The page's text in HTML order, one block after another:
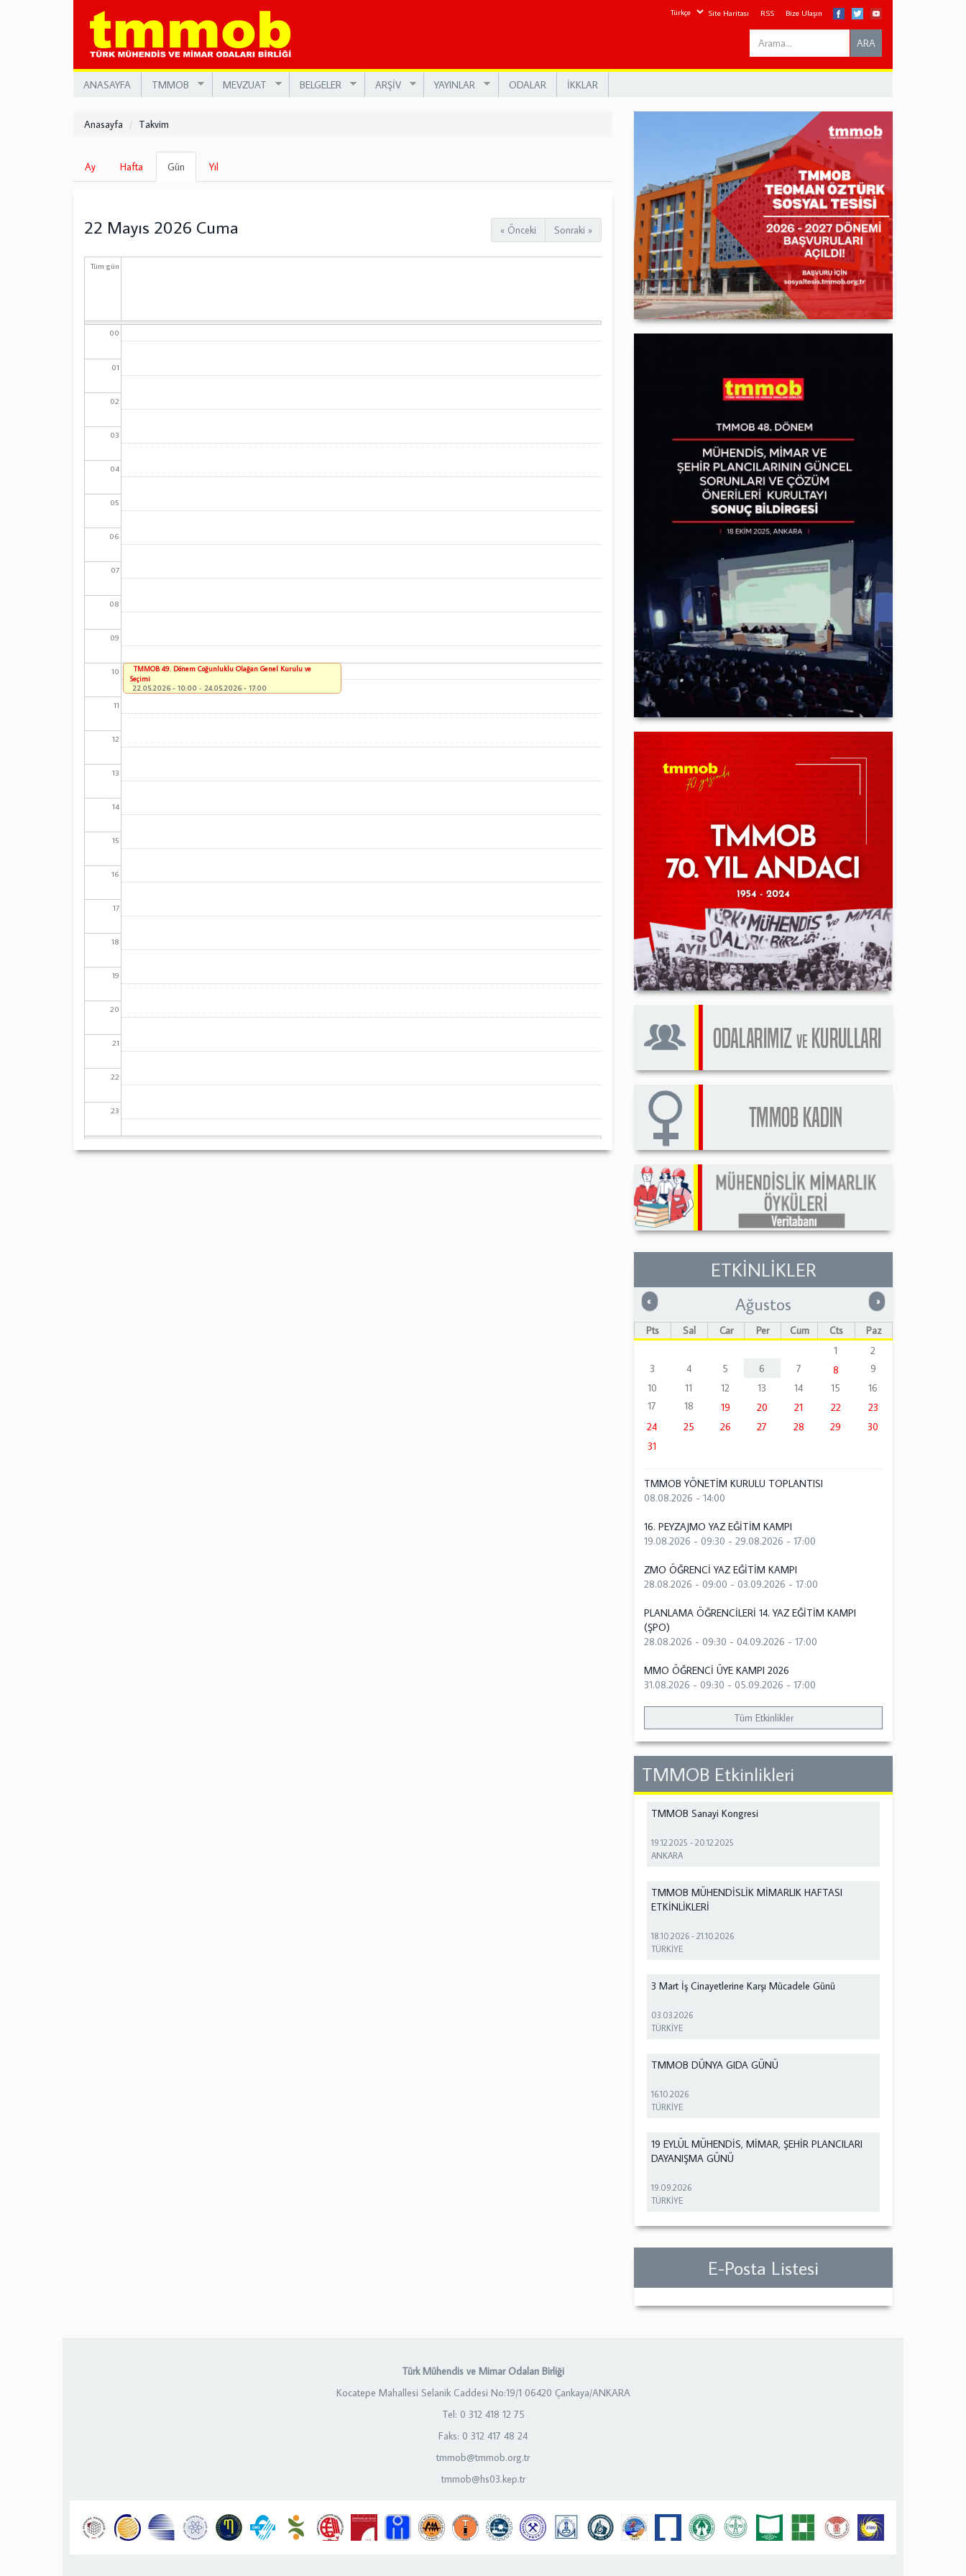
Site Haritası RSS Bize Ulaşın
Search
this
ARA
ANASAYFA TMMOB MEVZUAT BELGELER ARŞİV YAYINLAR ODALAR İKKLAR
Anasayfa Takvim
Birincil
sekmeler
Ay Hafta Gün
sekme)
Yıl
« Önceki Sonraki »
22 Mayıs 2026 Cuma
Tüm gün
00
01
02
03
04
05
06
07
08
09
10
11
12
13
14
15
16
17
18
19
20
21
22
23
TMMOB 49. Dönem Çoğunluklu Olağan Genel Kurulu ve
Seçimi
22.05.2026 - 10:00 - 24.05.2026 - 17:00
ETKİNLİKLER
« Önceki »Sonraki
Ağustos
Pts Sal Çar Per Cum Cts
Paz
1
2
3
4 5 6 7 8
9
10
11 12 13 14 15
16
17
18 19 20 21 22
23
24
25 26 27 28 29
30
31
TMMOB YÖNETİM KURULU TOPLANTISI
08.08.2026 - 14:00
16. PEYZAJMO YAZ EĞİTİM KAMPI
19.08.2026 - 09:30 -29.08.2026 - 17:00
ZMO ÖĞRENCİ YAZ EĞİTİM KAMPI
28.08.2026 - 09:00 -03.09.2026 - 17:00
PLANLAMA ÖĞRENCİLERİ 14. YAZ EĞİTİM KAMPI
(ŞPO)
28.08.2026 - 09:30 -04.09.2026 - 17:00
MMO ÖĞRENCİ ÜYE KAMPI 2026
31.08.2026 - 09:30 -05.09.2026 - 17:00
Tüm Etkinlikler
TMMOB Etkinlikleri
TMMOB Sanayi Kongresi
19.12.2025 -20.12.2025
ANKARA
TMMOB MÜHENDİSLİK MİMARLIK HAFTASI
ETKİNLİKLERİ
18.10.2026 -21.10.2026
TÜRKİYE
3 Mart İş Cinayetlerine Karşı Mücadele Günü
03.03.2026
TÜRKİYE
TMMOB DÜNYA GIDA GÜNÜ
16.10.2026
TÜRKİYE
19 EYLÜL MÜHENDİS, MİMAR, ŞEHİR PLANCILARI
DAYANIŞMA GÜNÜ
19.09.2026
TÜRKİYE
E-Posta Listesi
Türk Mühendis ve Mimar Odaları Birliği
Kocatepe Mahallesi Selanik Caddesi No:19/1 06420 Çankaya/ANKARA
Tel: 0 312 418 12 75
Faks: 0 312 417 48 24
tmmob@tmmob.org.tr
tmmob@hs03.kep.tr